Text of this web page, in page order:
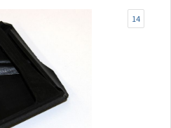
14